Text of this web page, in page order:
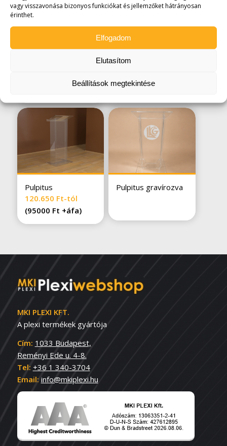
vagy visszavonása bizonyos funkciókat és jellemzőket hátrányosan
érinthet.
Elfogadom
Elutasítom
Beállítások megtekintése
+áfa)
Világító, grafikázott
pulpitus
Pulpitus
120.650 Ft-tól
(95000 Ft +áfa)
Pulpitus gravírozva
MKI PLEXI KFT.
A plexi termékek gyártója
Cím: 1033 Budapest,
Reményi Ede u. 4-8.
Tel: +36 1 340-3704
Email: info@mkiplexi.hu